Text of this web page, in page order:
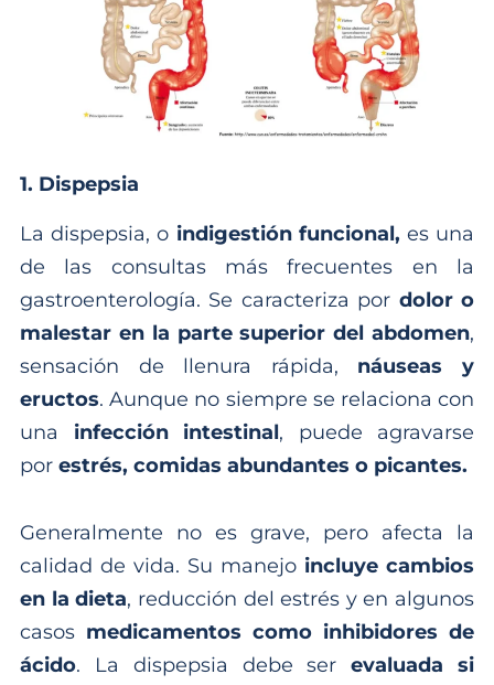
1. Dispepsia
La dispepsia, o indigestión funcional, es una
de las consultas más frecuentes en la
gastroenterología. Se caracteriza por dolor o
malestar en la parte superior del abdomen,
sensación de llenura rápida, náuseas y
eructos. Aunque no siempre se relaciona con
una infección intestinal, puede agravarse
por estrés, comidas abundantes o picantes.
Generalmente no es grave, pero afecta la
calidad de vida. Su manejo incluye cambios
en la dieta, reducción del estrés y en algunos
casos medicamentos como inhibidores de
ácido. La dispepsia debe serevaluada si